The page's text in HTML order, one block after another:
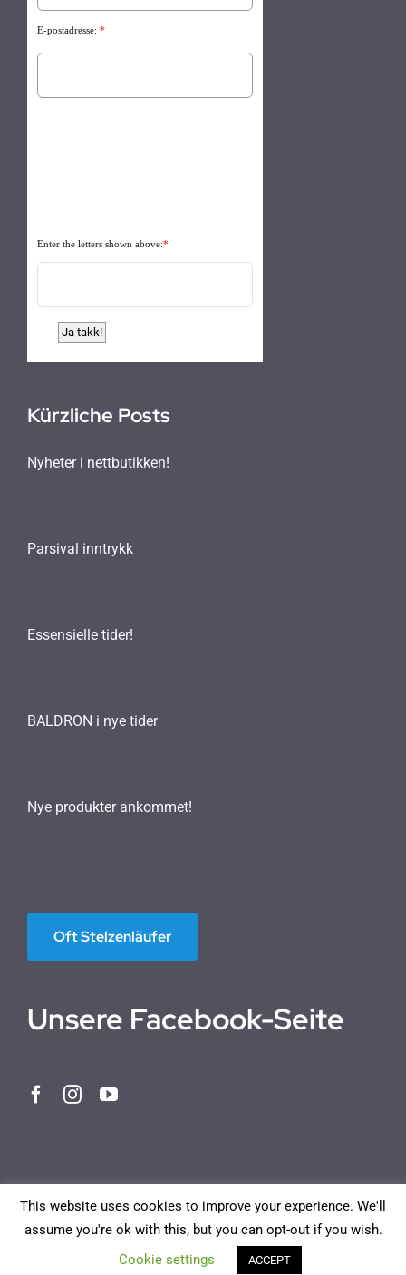
E-postadresse: *
Enter the letters shown above:*
Kürzliche Posts
Nyheter i nettbutikken!
Parsival inntrykk
Essensielle tider!
BALDRON i nye tider
Nye produkter ankommet!
Oft Stelzenläufer
Unsere Facebook-Seite
This website uses cookies to improve your experience. We'll
assume you're ok with this, but you can opt-out if you wish.
Cookie settings
ACCEPT
Norwegian Bokmål English Deutsch Français